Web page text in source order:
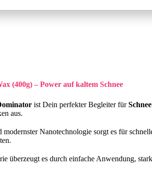
(400g) – Power auf kaltem Schnee
ist Dein perfekter Begleiter für
aus.
Nanotechnologie sorgt es für
überzeugt es durch einfache Anwendung,